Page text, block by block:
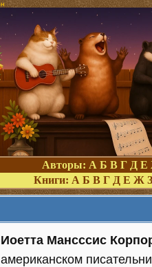
Авторы: А Б В Г Д Е
Книги: А Б В Г Д Е Ж З
Иоетта Мансссис
американском